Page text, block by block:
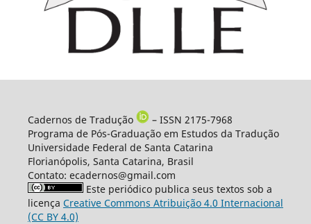
Cadernos de Tradução
– ISSN 2175-7968
Programa de Pós-Graduação em Estudos da Tradução
Universidade Federal de Santa Catarina
Florianópolis, Santa Catarina, Brasil
Contato: ecadernos@gmail.com
Este periódico publica seus textos sob a
licença Creative Commons Atribuição 4.0 Internacional
(CC BY 4.0)